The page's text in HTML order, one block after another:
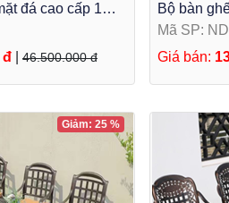
đá cao cấp 1
đ 46.500.000 đ
Bộ bàn
chữ nhật
Mã SP:
Giá bán:
Giảm: 25 %